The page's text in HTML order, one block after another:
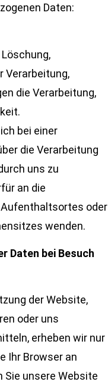
Daten:
Verarbeitung,
die Verarbeitung,
bei einer
die Verarbeitung
uns zu
an die
oder
wenden.
Daten bei Besuch
der Website,
oder uns
erheben wir nur
Ihr Browser an
Sie unsere Website